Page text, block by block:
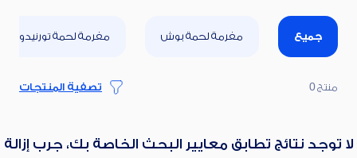
جميع مفرمة لحمة بوش مفرمة لحمة تورنيدو
منتج 0 تصفية المنتجات
لا توجد نتائج تطابق معايير البحث الخاصة بك، جرب إزالة